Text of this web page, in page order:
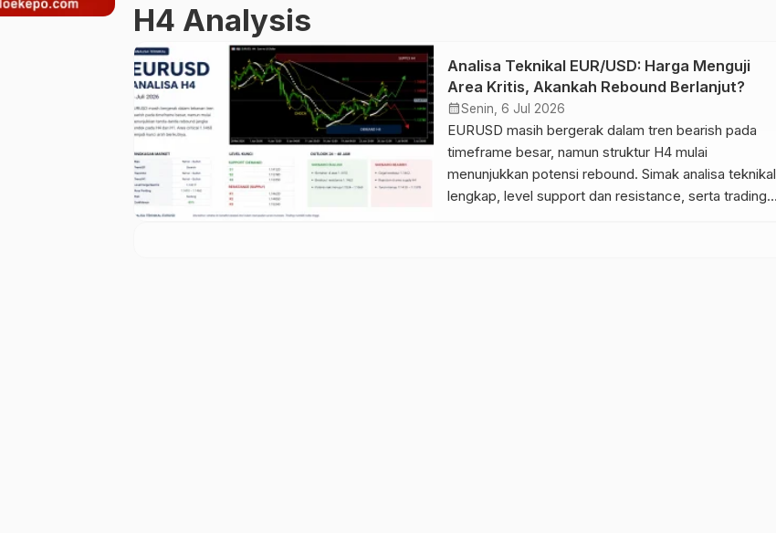
H4 Analysis
Analisa Teknikal EUR/USD: Harga Menguji
Area Kritis, Akankah Rebound Berlanjut?
calendar_monthSenin, 6 Jul 2026
EURUSD masih bergerak dalam tren bearish pada
timeframe besar, namun struktur H4 mulai
menunjukkan potensi rebound. Simak analisa teknikal
lengkap, level support dan resistance, serta trading